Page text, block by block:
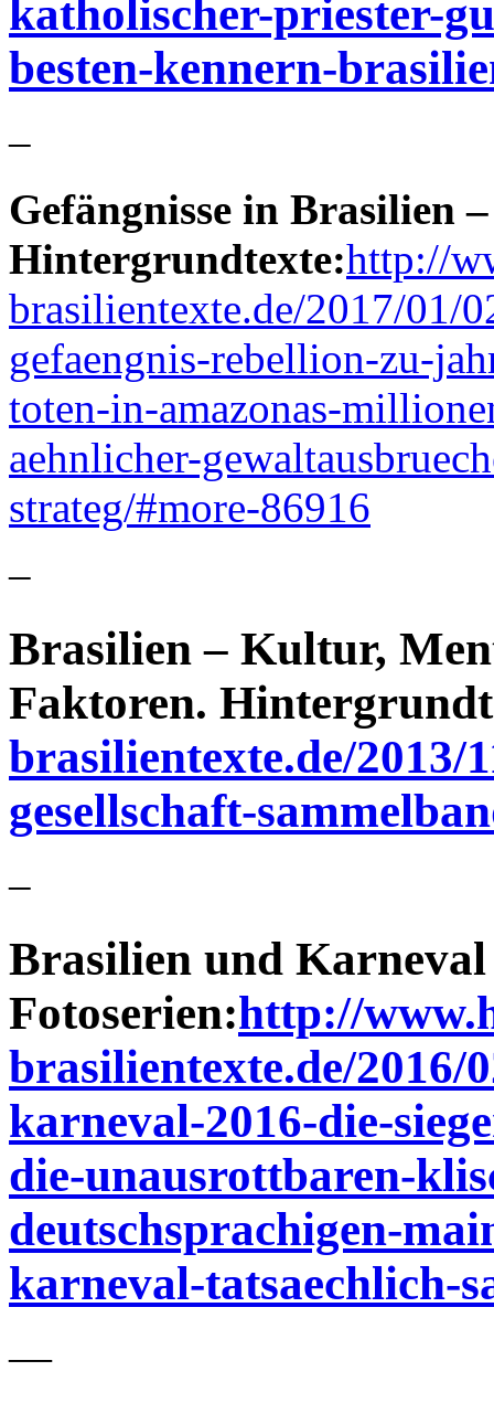
katholischer-priester-
besten-kennern-
–
Gefängnisse in Brasilien –
Hintergrundtexte:http://
brasilientexte.de/2017/01/
gefaengnis-rebellion-zu-
toten-in-amazonas-
aehnlicher-
strateg/#more-86916
–
Brasilien – Kultur,
Faktoren.
brasilientexte.de/
gesellschaft-
–
Brasilien und
Fotoserien:http://
brasilientexte.de/2016/
karneval-2016-die-
die-unausrottbaren-
deutschsprachigen-
karneval-tatsaechlich-
—